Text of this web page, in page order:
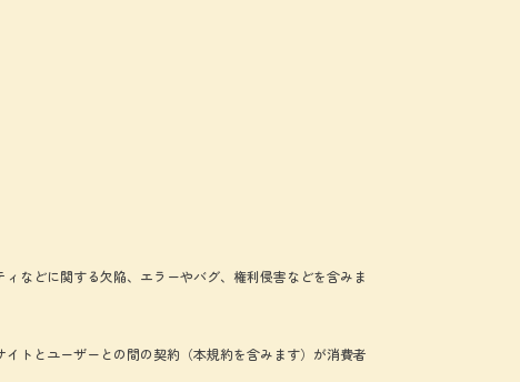
などに関する欠陥、エラーやバグ、権利侵害などを含みま
トとユーザーとの間の契約（本規約を含みます）が消費者